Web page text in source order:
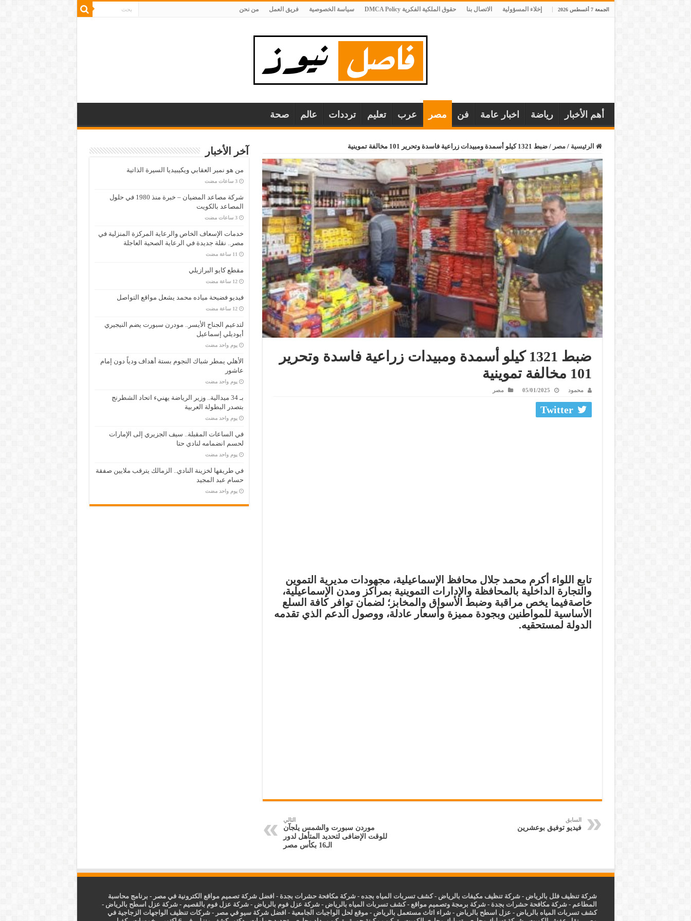
الجمعة 7 أغسطس 2026 إخلاء المسؤولية الاتصال بنا حقوق الملكية الفكرية DMCA Policy سياسة الخصوصية فريق العمل من نحن
أهم الأخبار رياضة اخبار عامة فن مصر عرب تعليم ترددات عالم صحة
الرئيسية / مصر / ضبط 1321 كيلو أسمدة ومبيدات زراعية فاسدة وتحرير 101 مخالفة تموينية
ضبط 1321 كيلو أسمدة ومبيدات زراعية فاسدة وتحرير
101 مخالفة تموينية
محمود 05/01/2025 مصر
Twitter
تابع اللواء أكرم محمد جلال محافظ الإسماعيلية، مجهودات مديرية التموين
والتجارة الداخلية بالمحافظة والإدارات التموينية بمراكز ومدن الإسماعيلية،
خاصةفيما يخص مراقبة وضبط الأسواق والمخابز؛ لضمان توافر كافة السلع
الأساسية للمواطنين وبجودة مميزة وأسعار عادلة، ووصول الدعم الذي تقدمه
الدولة لمستحقيه.
السابق
فيديو توفيق بوعشرين
التالي
موردن سبورت والشمس يلجآن
للوقت الإضافى لتحديد المتأهل لدور
الـ16 بكأس مصر
آخر الأخبار
من هو نمير العقابي ويكيبيديا السيرة الذاتية
‏3 ساعات مضت
شركة مصاعد المضيان – خبرة منذ 1980 في حلول
المصاعد بالكويت
‏3 ساعات مضت
خدمات الإسعاف الخاص والرعاية المركزة المنزلية في
مصر.. نقلة جديدة في الرعاية الصحية العاجلة
مقطع كايو البرازيلي
‏12 ساعة مضت
فيديو فضيحة مياده محمد يشعل مواقع التواصل
‏12 ساعة مضت
لتدعيم الجناح الأيسر.. مودرن سبورت يضم النيجيري
أيوديلي إسماعيل
‏يوم واحد مضت
الأهلي يمطر شباك النجوم بستة أهداف ودياً دون إمام
عاشور
‏يوم واحد مضت
بـ 34 ميدالية.. وزير الرياضة يهنيء اتحاد الشطرنج
بتصدر البطولة العربية
‏يوم واحد مضت
في الساعات المقبلة.. سيف الجزيري إلى الإمارات
لحسم انضمامه لنادي حتا
‏يوم واحد مضت
في طريقها لخزينة النادي.. الزمالك يترقب ملايين صفقة
حسام عبد المجيد
‏يوم واحد مضت
شركة تنظيف فلل بالرياض -شركة تنظيف مكيفات بالرياض -كشف تسربات المياه بجده -شركة مكافحة حشرات بجدة - افضل شركة تصميم مواقع الكترونية في مصر - برنامج محاسبة
المطاعم -شركة مكافحة حشرات بجدة -شركة برمجة وتصميم مواقع -كشف تسربات المياه بالرياض -شركة عزل فوم بالرياض -شركة عزل فوم بالقصيم -شركة عزل اسطح بالرياض -
كشف تسربات المياه بالرياض - عزل اسطح بالرياض -شراء اثاث مستعمل بالرياض - موقع لحل الواجبات الجامعية - افضل شركة سيو في مصر -شركات تنظيف الواجهات الزجاجية في